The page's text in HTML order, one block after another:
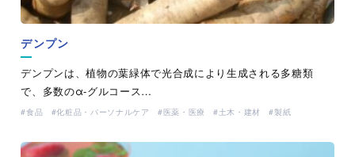
デンプン
デンプンは、植物の葉緑体で光合成により生成される多糖類
で、多数のα-グルコース…
食品 化粧品・パーソナルケア 医薬・医療 土木・建材 製紙